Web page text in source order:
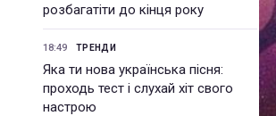
розбагатіти до кінця року
18:49 ТРЕНДИ
Яка ти нова українська пісня:
проходь тест і слухай хіт свого
настрою